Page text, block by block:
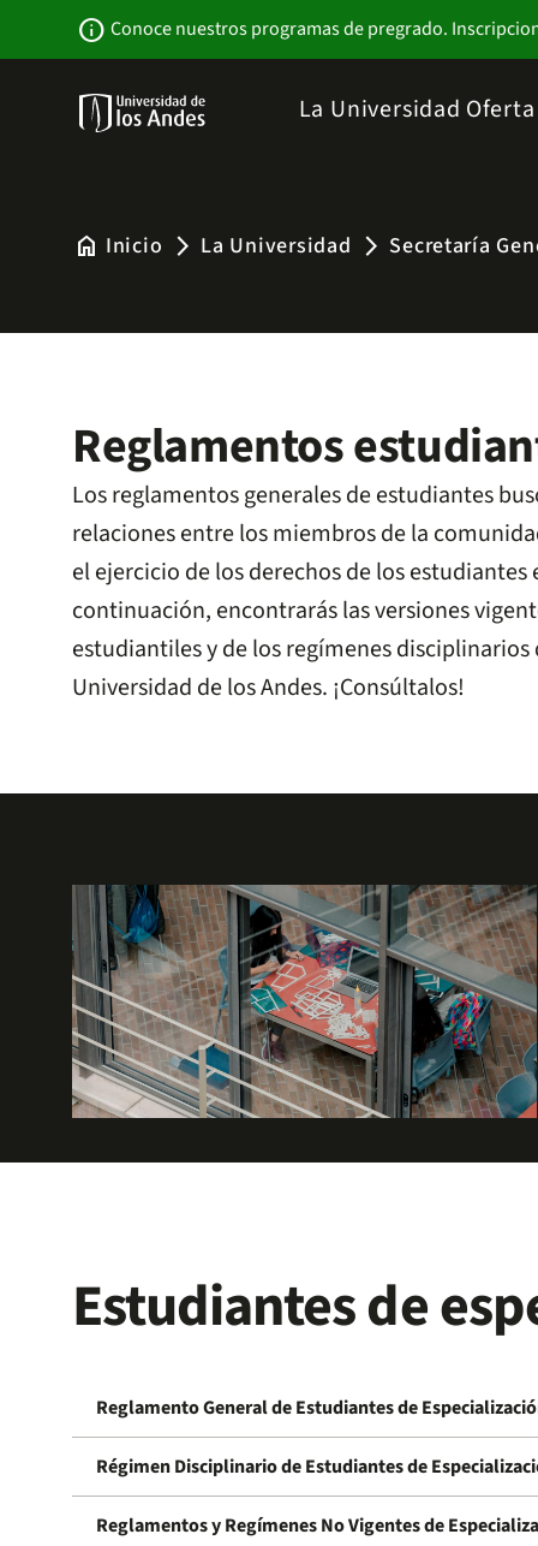
info Conoce nuestros programas de pregrado.
La Universidad
home Inicio arrow_forward_ios La Universidad arrow_forward_ios Secretaría
Reglamentos
Los reglamentos generales de estudiantes
relaciones entre los miembros de la
el ejercicio de los derechos de los estudiantes
continuación, encontrarás las versiones
estudiantiles y de los regímenes disciplinarios
Universidad de los Andes. ¡Consúltalos!
Estudiantes de
Reglamento General de Estudiantes de
Régimen Disciplinario de Estudiantes de
Reglamentos y Regímenes No Vigentes de